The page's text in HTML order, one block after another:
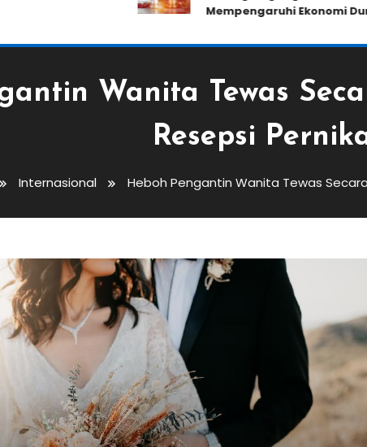
Mempengaruhi Ekonomi Dunia
Wanita Tewas
Resepsi
Internasional Heboh Pengantin Wanita Tewas